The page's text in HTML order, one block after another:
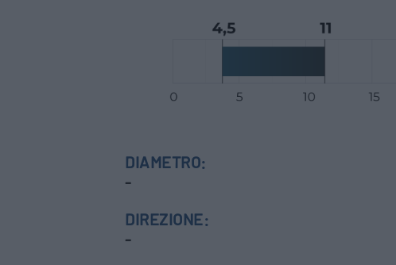
DIAMETRO:
-
DIREZIONE:
-